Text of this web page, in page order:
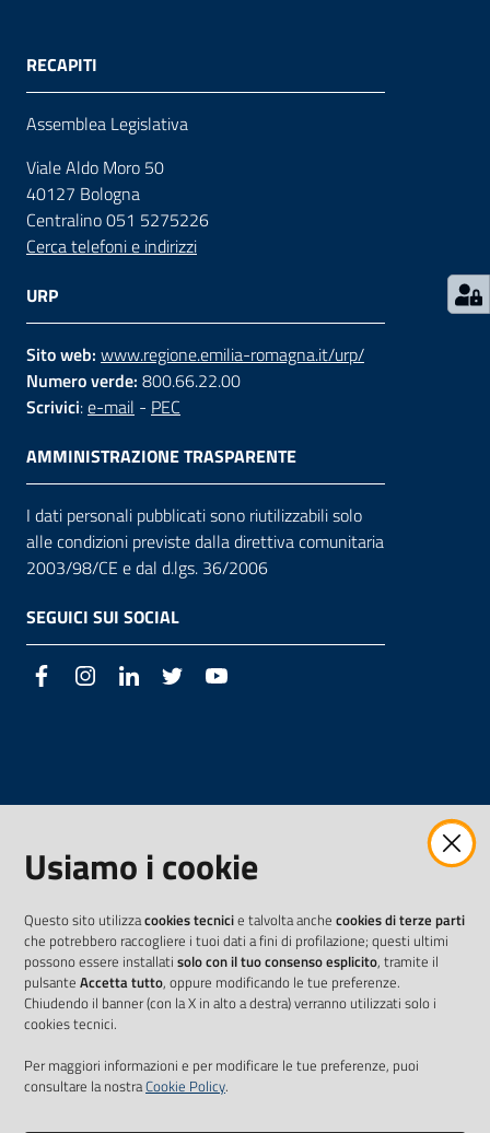
Approfondimenti
Contatti
Seguici
su
RECAPITI
Assemblea Legislativa
Viale Aldo Moro 50
40127 Bologna
Centralino 051 5275226
Cerca telefoni e indirizzi
URP
Sito web: www.regione.emilia-romagna.it/urp/
Numero verde: 800.66.22.00
Scrivici:e-mail - PEC
AMMINISTRAZIONE TRASPARENTE
I dati personali pubblicati sono riutilizzabili solo
alle condizioni previste dalla direttiva comunitaria
2003/98/CE e dal d.lgs. 36/2006
SEGUICI SUI SOCIAL
FacebookInstagramLinkedIn Twitter
Usiamo i cookie
Questo sito utilizzacookies tecnicie talvolta anche cookies di terze parti
che potrebbero raccogliere i tuoi dati a fini di profilazione; questi ultimi
possono essere installati solo con il tuo consenso esplicito, tramite il
pulsante Accetta tutto, oppure modificando le tue preferenze.
Chiudendo il banner (con la X in alto a destra) verranno utilizzati solo i
cookies tecnici.
Per maggiori informazioni e per modificare le tue preferenze, puoi
consultare la nostraCookie Policy.